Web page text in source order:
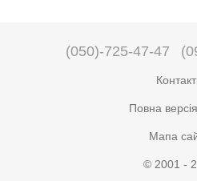
(050)-725-47-47
Повна
Мапа
© 2001 -